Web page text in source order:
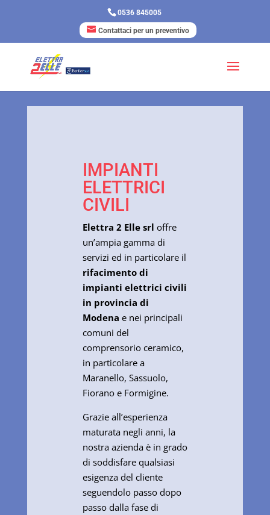
0536 845005
Contattaci per un preventivo
IMPIANTI
ELETTRICI
CIVILI
Elettra 2 Elle srl offre
un’ampia gamma di
servizi ed in particolare il
rifacimento di
impianti elettrici civili
in provincia di
Modena e nei principali
comuni del
comprensorio ceramico,
in particolare a
Maranello, Sassuolo,
Fiorano e Formigine.
Grazie all’esperienza
maturata negli anni, la
nostra azienda è in grado
di soddisfare qualsiasi
esigenza del cliente
seguendolo passo dopo
passo dalla fase di